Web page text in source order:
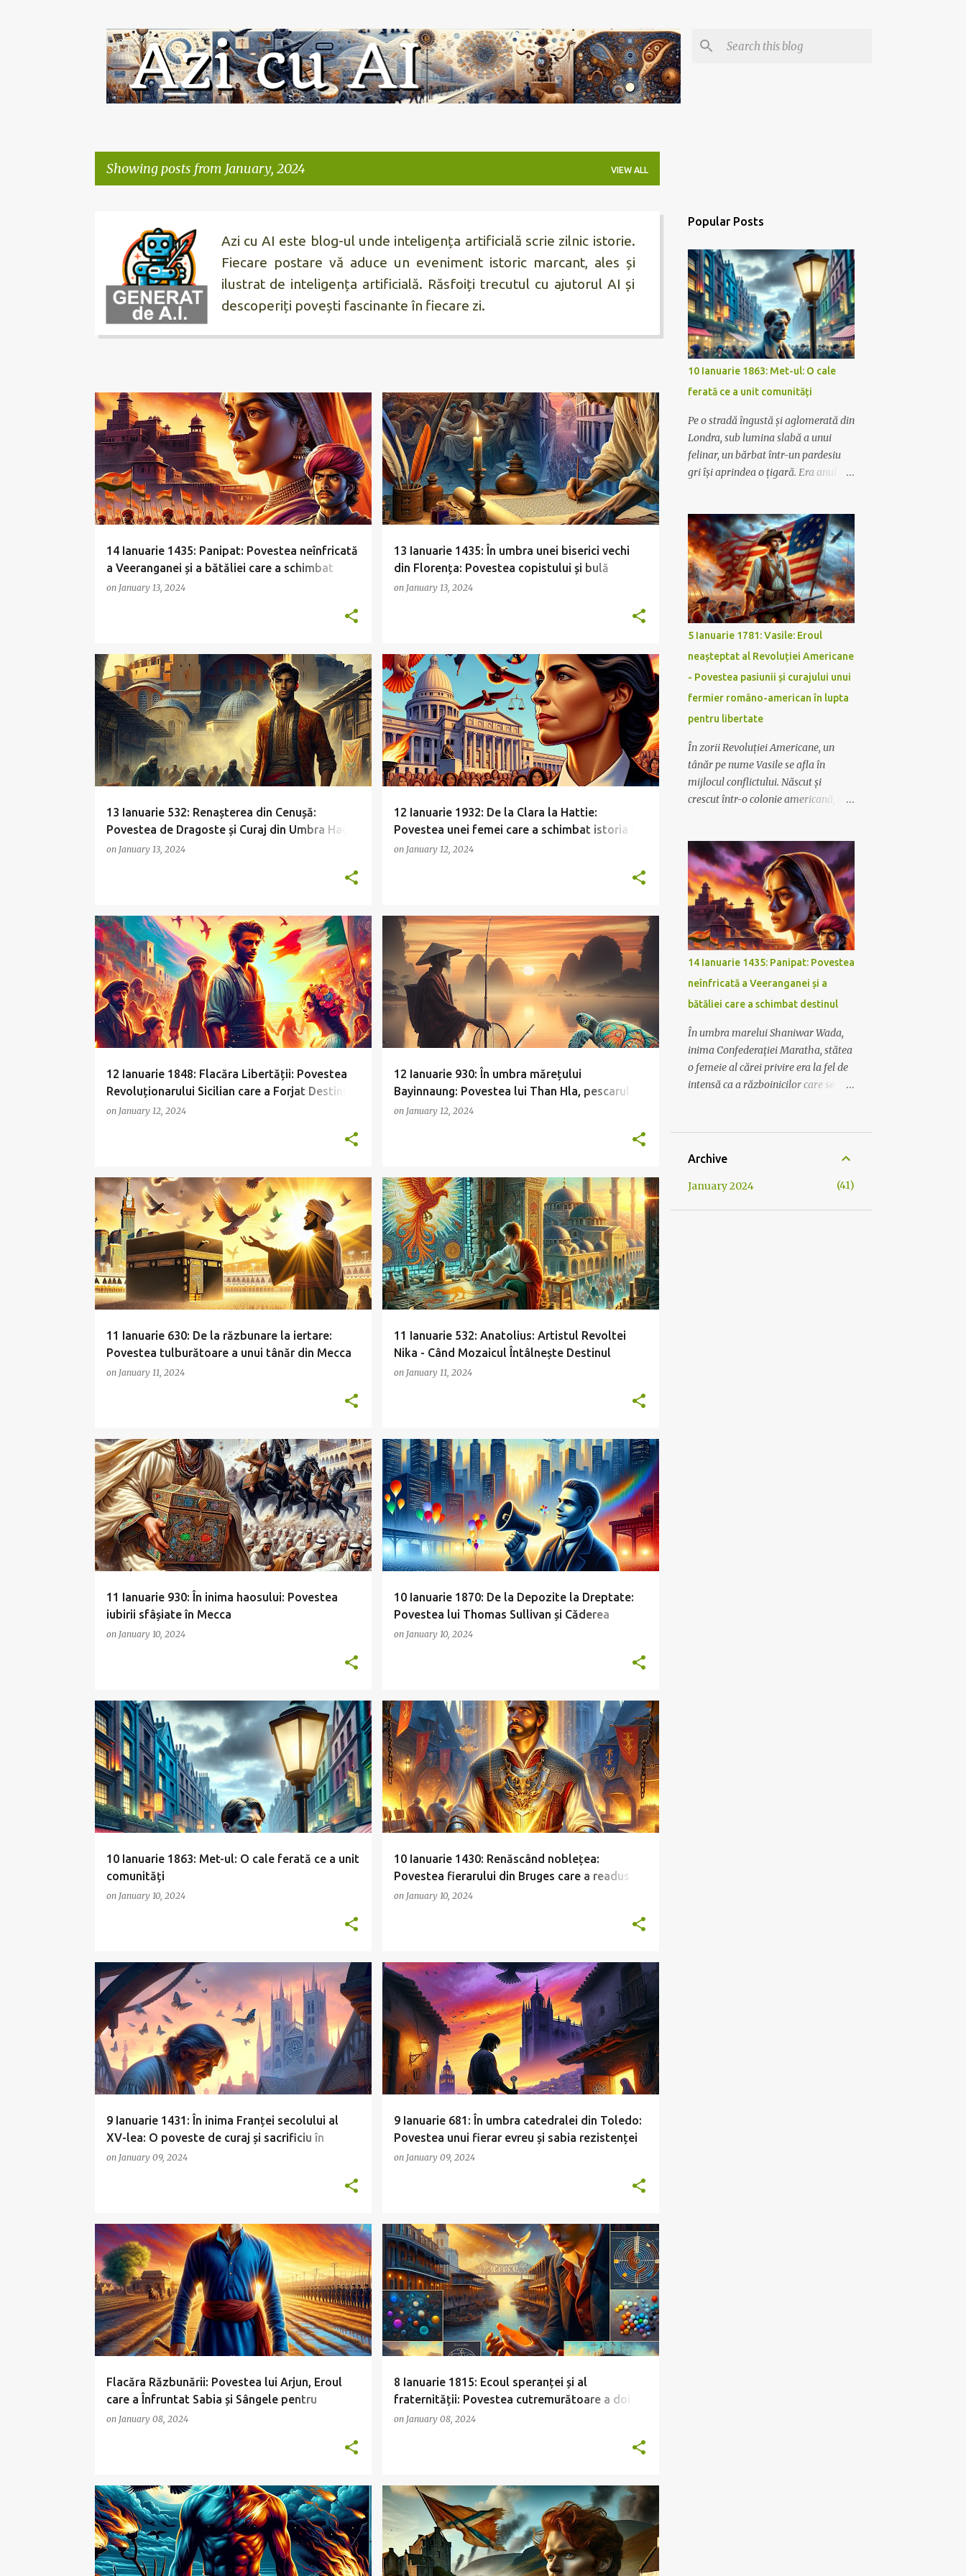
Showing posts from January, 2024 VIEW ALL
Azi cu AI este blog-ul unde inteligența artificială scrie zilnic istorie.
Fiecare postare vă aduce un eveniment istoric marcant, ales și
ilustrat de inteligența artificială. Răsfoiți trecutul cu ajutorul AI și
descoperiți povești fascinante în fiecare zi.
14 Ianuarie 1435: Panipat: Povestea neînfricată
a Veeranganei și a bătăliei care a schimbat
destinul
on January 13, 2024
13 Ianuarie 1435: În umbra unei biserici vechi
din Florența: Povestea copistului și bulă
papală care a schimbat istoria
on January 13, 2024
13 Ianuarie 532: Renașterea din Cenușă:
Povestea de Dragoste și Curaj din Umbra Hagia
Sophia
on January 13, 2024
12 Ianuarie 1932: De la Clara la Hattie:
Povestea unei femei care a schimbat istoria și
a deschis drumul pentru femeile din Arkansas
on January 12, 2024
12 Ianuarie 1848: Flacăra Libertății: Povestea
Revoluționarului Sicilian care a Forjat Destinul
și a Luptat pentru Unificarea Italiei
on January 12, 2024
12 Ianuarie 930: În umbra mărețului
Bayinnaung: Povestea lui Than Hla, pescarul
care a învins imperiul cu iubirea sa
on January 12, 2024
11 Ianuarie 630: De la răzbunare la iertare:
Povestea tulburătoare a unui tânăr din Mecca
on January 11, 2024
11 Ianuarie 532: Anatolius: Artistul Revoltei
Nika - Când Mozaicul Întâlnește Destinul
on January 11, 2024
11 Ianuarie 930: În inima haosului: Povestea
iubirii sfâșiate în Mecca
on January 10, 2024
10 Ianuarie 1870: De la Depozite la Dreptate:
Povestea lui Thomas Sullivan și Căderea
Imperiului Standard Oil
on January 10, 2024
10 Ianuarie 1863: Met-ul: O cale ferată ce a unit
comunități
on January 10, 2024
10 Ianuarie 1430: Renăscând noblețea:
Povestea fierarului din Bruges care a readus
strălucirea Lânii de Aur
on January 10, 2024
9 Ianuarie 1431: În inima Franței secolului al
XV-lea: O poveste de curaj și sacrificiu în
numele libertății și dreptății
on January 09, 2024
9 Ianuarie 681: În umbra catedralei din Toledo:
Povestea unui fierar evreu și sabia rezistenței
on January 09, 2024
Flacăra Răzbunării: Povestea lui Arjun, Eroul
care a Înfruntat Sabia și Sângele pentru
Dragoste și Libertate
on January 08, 2024
8 Ianuarie 1815: Ecoul speranței și al
fraternității: Povestea cutremurătoare a doi
frați în Bătălia de la New Orleans
on January 08, 2024
Popular Posts
10 Ianuarie 1863: Met-ul: O cale
ferată ce a unit comunități
Pe o stradă îngustă și aglomerată din
Londra, sub lumina slabă a unui
felinar, un bărbat într-un pardesiu
gri își aprindea o țigară. Era anul
calea ferată Metropolitan Railway,
Met-ul, cum îi spuneau toți. În acele
zile, Met-ul era mai mult decât o
simplă cale ferată; era un simbol al
progresului, o arteră vitală ce
pompa viață în inima Londrei și în
suburbiile ei înfloritoare.
5 Ianuarie 1781: Vasile: Eroul
neașteptat al Revoluției Americane
- Povestea pasiunii și curajului unui
fermier româno-american în lupta
pentru libertate
În zorii Revoluției Americane, un
tânăr pe nume Vasile se afla în
mijlocul conflictului. Născut și
crescut într-o colonie americană, dar
El era un om simplu, un fermier, dar
cu un spirit de luptător și o inimă
plină de pasiune pentru libertate.
14 Ianuarie 1435: Panipat: Povestea
neînfricată a Veeranganei și a
bătăliei care a schimbat destinul
În umbra marelui Shaniwar Wada,
inima Confederației Maratha, stătea
o femeie al cărei privire era la fel de
intensă ca a războinicilor care se
soldat Maratha, și era la fel de mult
parte din sufletul fortului ca piatra și
măsură ce soarele începea să
Archive
January 2024 41